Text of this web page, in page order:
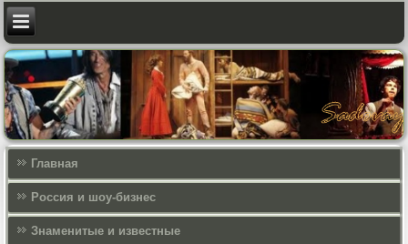
Главная
Россия и шоу-бизнес
Знаменитые и известные